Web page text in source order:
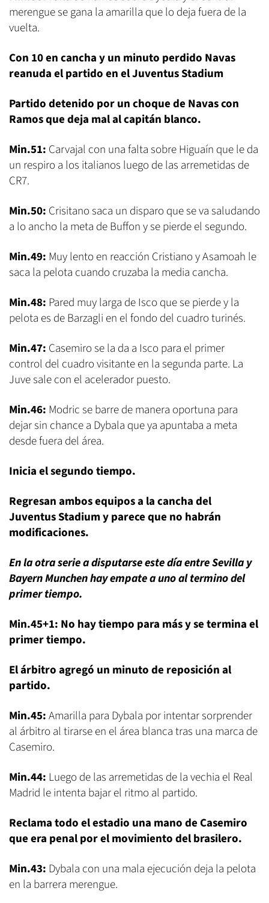
merengue se gana la amarilla que lo deja fuera de la
vuelta.
Con 10 en cancha y un minuto perdido Navas
reanuda el partido en el Juventus Stadium
Partido detenido por un choque de Navas con
Ramos que deja mal al capitán blanco.
Min.51: Carvajal con una falta sobre Higuaín que le da
un respiro a los italianos luego de las arremetidas de
CR7.
Min.50: Crisitano saca un disparo que se va saludando
a lo ancho la meta de Buffon y se pierde el segundo.
Min.49: Muy lento en reacción Cristiano y Asamoah le
saca la pelota cuando cruzaba la media cancha.
Min.48: Pared muy larga de Isco que se pierde y la
pelota es de Barzagli en el fondo del cuadro turinés.
Min.47: Casemiro se la da a Isco para el primer
control del cuadro visitante en la segunda parte. La
Juve sale con el acelerador puesto.
Min.46: Modric se barre de manera oportuna para
dejar sin chance a Dybala que ya apuntaba a meta
desde fuera del área.
Inicia el segundo tiempo.
Regresan ambos equipos a la cancha del
Juventus Stadium y parece que no habrán
modificaciones.
En la otra serie a disputarse este día entre Sevilla y
Bayern Munchen hay empate a uno al termino del
primer tiempo.
Min.45+1: No hay tiempo para más y se termina el
primer tiempo.
El árbitro agregó un minuto de reposición al
partido.
Min.45:Amarilla para Dybala por intentar sorprender
al árbitro al tirarse en el área blanca tras una marca de
Casemiro.
Min.44: Luego de las arremetidas de la vechia el Real
Madrid le intenta bajar el ritmo al partido.
Reclama todo el estadio una mano de Casemiro
que era penal por el movimiento del brasilero.
Min.43: Dybala con una mala ejecución deja la pelota
en la barrera merengue.